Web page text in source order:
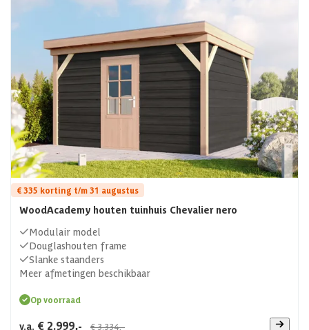
€ 335 korting t/m 31 augustus
WoodAcademy houten tuinhuis Chevalier nero
Modulair model
Douglashouten frame
Slanke staanders
Meer afmetingen beschikbaar
Op voorraad
v.a. € 2.999,- € 3.334,-